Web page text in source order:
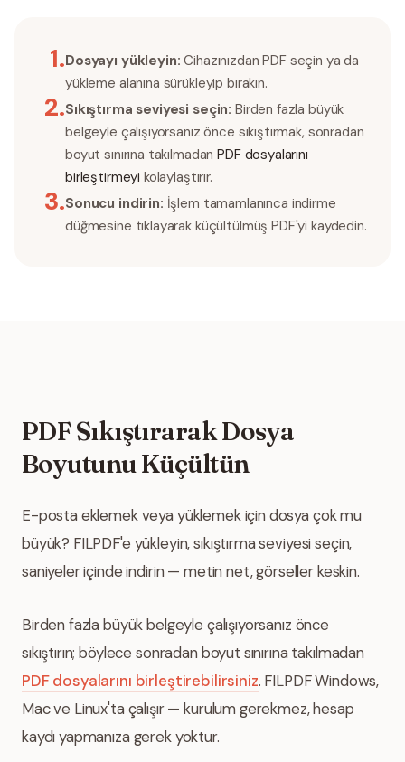
1.Dosyayı yükleyin: Cihazınızdan PDF seçin ya da
yükleme alanına sürükleyip bırakın.
2.Sıkıştırma seviyesi seçin: Birden fazla büyük
belgeyle çalışıyorsanız önce sıkıştırmak, sonradan
boyut sınırına takılmadanPDF dosyalarını
birleştirmeyi kolaylaştırır.
3.Sonucu indirin: İşlem tamamlanınca indirme
düğmesine tıklayarak küçültülmüş PDF'yi kaydedin.
PDF Sıkıştırarak Dosya
Boyutunu Küçültün
E-posta eklemek veya yüklemek için dosya çok mu
büyük? FILPDF'e yükleyin, sıkıştırma seviyesi seçin,
saniyeler içinde indirin — metin net, görseller keskin.
Birden fazla büyük belgeyle çalışıyorsanız önce
sıkıştırın; böylece sonradan boyut sınırına takılmadan
PDF dosyalarını birleştirebilirsiniz. FILPDF Windows,
Mac ve Linux'ta çalışır — kurulum gerekmez, hesap
kaydı yapmanıza gerek yoktur.